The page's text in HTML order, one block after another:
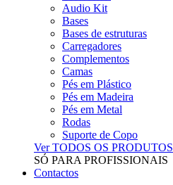
Audio Kit
Bases
Bases de estruturas
Carregadores
Complementos
Camas
Pés em Plástico
Pés em Madeira
Pés em Metal
Rodas
Suporte de Copo
Ver TODOS OS PRODUTOS
SÓ PARA PROFISSIONAIS
Contactos